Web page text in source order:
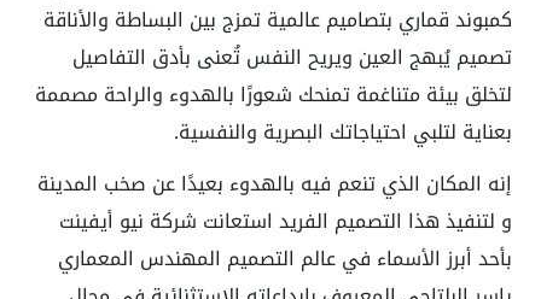
كمبوند قماري بتصاميم عالمية تمزج بين البساطة والأناقة
تصميم يُبهج العين ويريح النفس تُعنى بأدق التفاصيل
لتخلق بيئة متناغمة تمنحك شعورًا بالهدوء والراحة مصممة
بعناية لتلبي احتياجاتك البصرية والنفسية.
إنه المكان الذي تنعم فيه بالهدوء بعيدًا عن صخب المدينة
و لتنفيذ هذا التصميم الفريد استعانت شركة نيو أيفينت
بأحد أبرز الأسماء في عالم التصميم المهندس المعماري